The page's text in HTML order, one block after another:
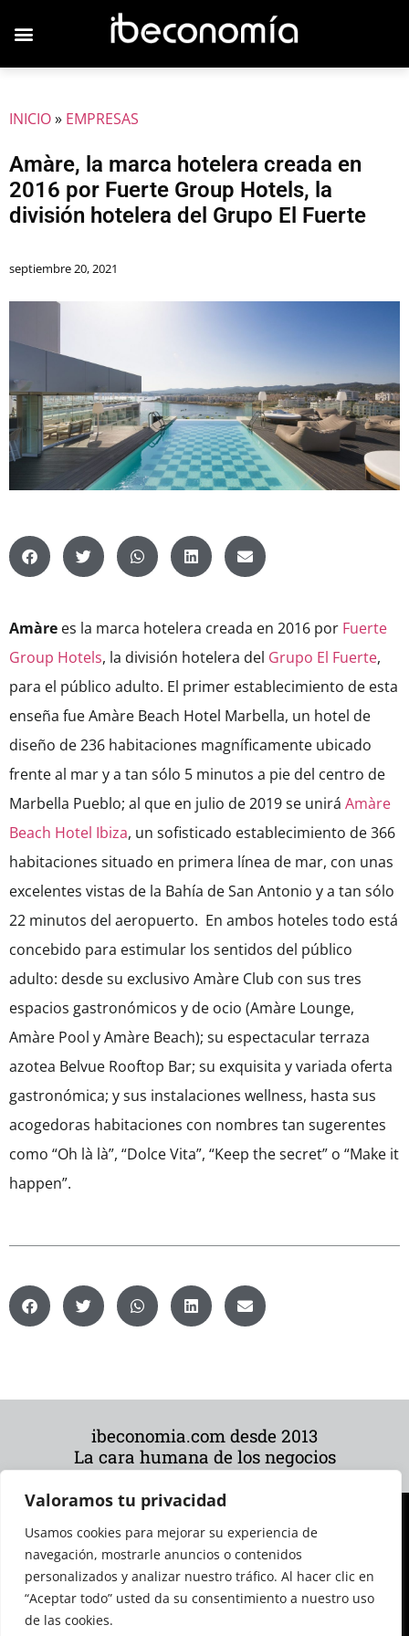
Valoramos tu privacidad
Usamos cookies para mejorar su experiencia de
navegación, mostrarle anuncios o contenidos
personalizados y analizar nuestro tráfico. Al hacer clic en
“Aceptar todo” usted da su consentimiento a nuestro uso
de las cookies.
INICIO» EMPRESAS
Amàre, la marca hotelera creada en
2016 por Fuerte Group Hotels, la
división hotelera del Grupo El Fuerte
septiembre 20, 2021
Amàre es la marca hotelera creada en 2016 por Fuerte
Group Hotels, la división hotelera del Grupo El Fuerte,
para el público adulto. El primer establecimiento de esta
enseña fue Amàre Beach Hotel Marbella, un hotel de
diseño de 236 habitaciones magníficamente ubicado
frente al mar y a tan sólo 5 minutos a pie del centro de
Marbella Pueblo; al que en julio de 2019 se unirá Amàre
Beach Hotel Ibiza, un sofisticado establecimiento de 366
habitaciones situado en primera línea de mar, con unas
excelentes vistas de la Bahía de San Antonio y a tan sólo
22 minutos del aeropuerto. En ambos hoteles todo está
concebido para estimular los sentidos del público
adulto: desde su exclusivo Amàre Club con sus tres
espacios gastronómicos y de ocio (Amàre Lounge,
Amàre Pool y Amàre Beach); su espectacular terraza
azotea Belvue Rooftop Bar; su exquisita y variada oferta
gastronómica; y sus instalaciones wellness, hasta sus
acogedoras habitaciones con nombres tan sugerentes
como “Oh là là”, “Dolce Vita”, “Keep the secret” o “Make it
happen”.
ibeconomia.com desde 2013
La cara humana de los negocios